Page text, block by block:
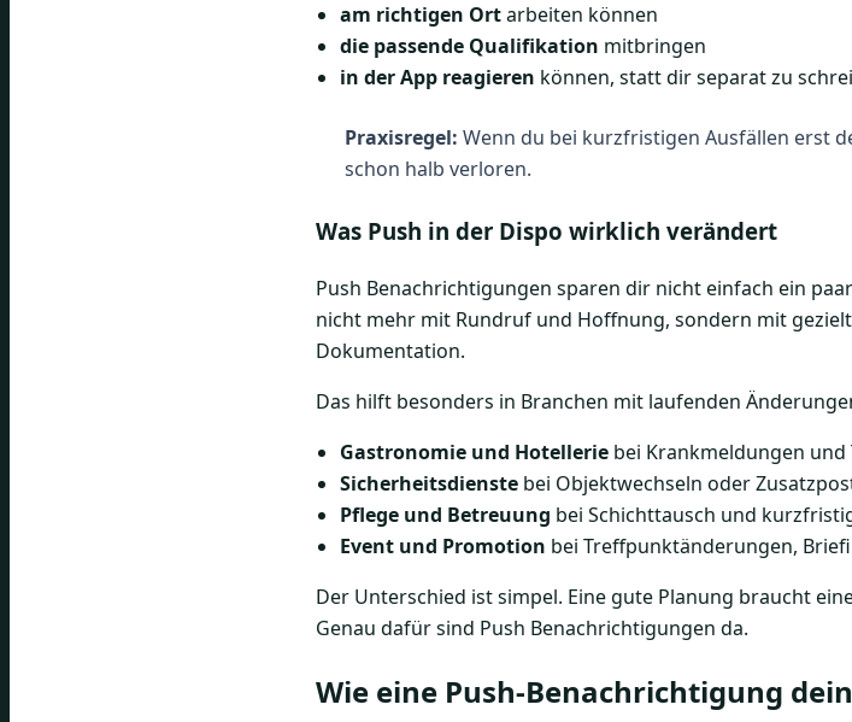
am richtigen Ortarbeiten können
die passende Qualifikation mitbringen
in der App reagieren können, statt dir separat zu
Praxisregel: Wenn du bei kurzfristigen Ausfällen erst
schon halb verloren.
Was Push in der Dispo wirklich verändert
Push Benachrichtigungen sparen dir nicht einfach ein
nicht mehr mit Rundruf und Hoffnung, sondern mit
Dokumentation.
Das hilft besonders in Branchen mit laufenden
Gastronomie und Hotellerie bei Krankmeldungen und
Sicherheitsdienste bei Objektwechseln oder
Pflege und Betreuung bei Schichttausch und
Event und Promotion bei Treffpunktänderungen,
Der Unterschied ist simpel. Eine gute Planung braucht
Genau dafür sind Push Benachrichtigungen da.
Wie eine Push-Benachrichtigung